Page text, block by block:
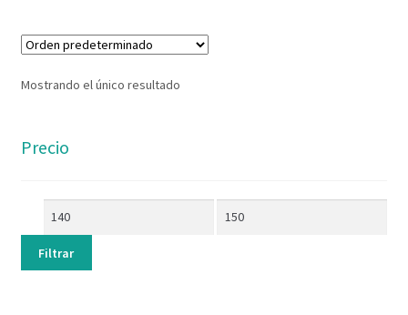
Mostrando el único resultado
Precio
Filtrar